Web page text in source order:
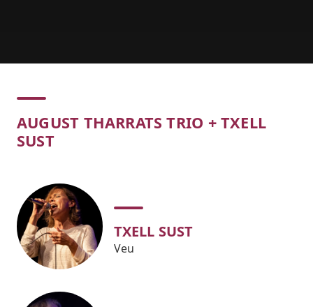
Concert
AUGUST THARRATS TRIO + TXELL
SUST
TXELL SUST
Veu